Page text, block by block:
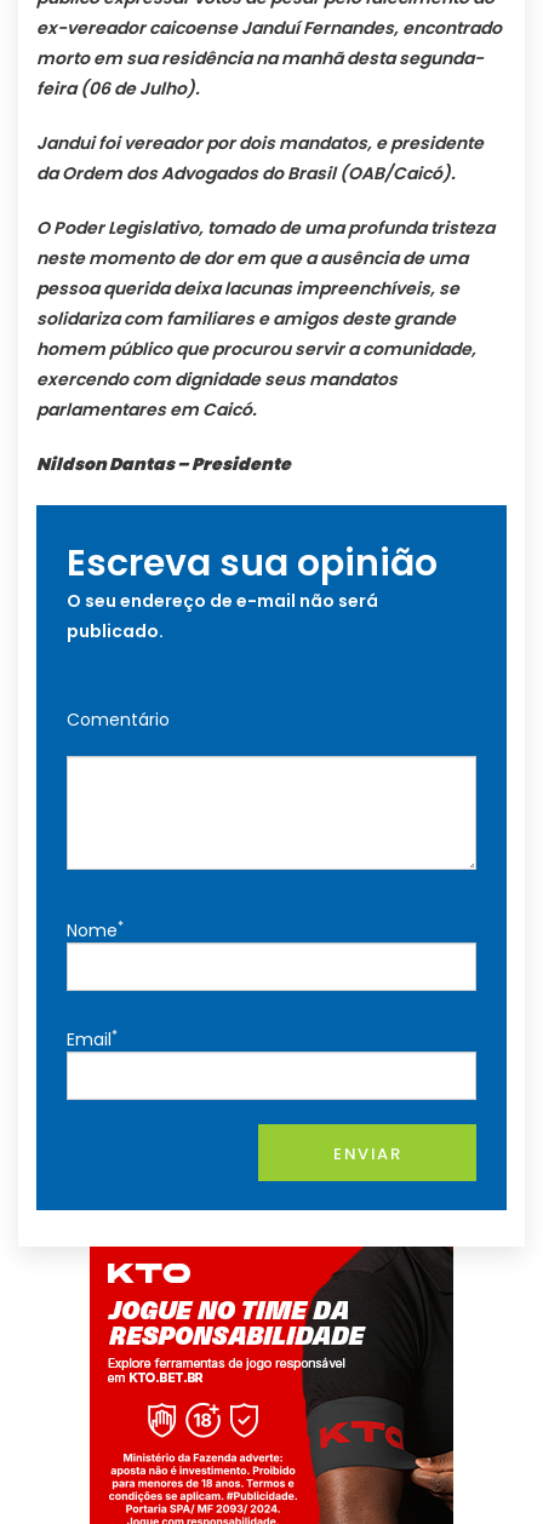
ex-vereador caicoense Janduí Fernandes, encontrado
morto em sua residência na manhã desta segunda-
feira (06 de Julho).
Jandui foi vereador por dois mandatos, e presidente
da Ordem dos Advogados do Brasil (OAB/Caicó).
O Poder Legislativo, tomado de uma profunda tristeza
neste momento de dor em que a ausência de uma
pessoa querida deixa lacunas impreenchíveis, se
solidariza com familiares e amigos deste grande
homem público que procurou servir a comunidade,
exercendo com dignidade seus mandatos
parlamentares em Caicó.
Nildson Dantas – Presidente
Escreva sua opinião
O seu endereço de e-mail não será
publicado.
Comentário
Nome*
Email*
ENVIAR